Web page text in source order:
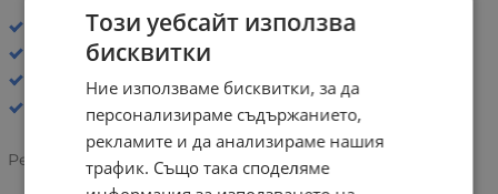
Хастар: Плат
Стелка: Анатомична
Сандали
Рейтинг:
Този уебсайт използва
бисквитки
Ние използваме бисквитки, за да
персонализираме съдържанието,
рекламите и да анализираме нашия
трафик. Също така споделяме